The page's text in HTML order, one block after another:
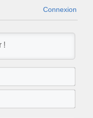
Connexion
N
m
E